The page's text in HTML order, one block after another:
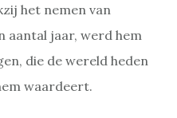
het nemen van
aantal jaar, werd hem
die de wereld heden
waardeert.